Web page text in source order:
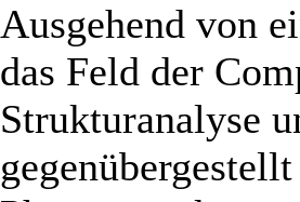
Ausgehend von
das Feld der
Strukturanalyse